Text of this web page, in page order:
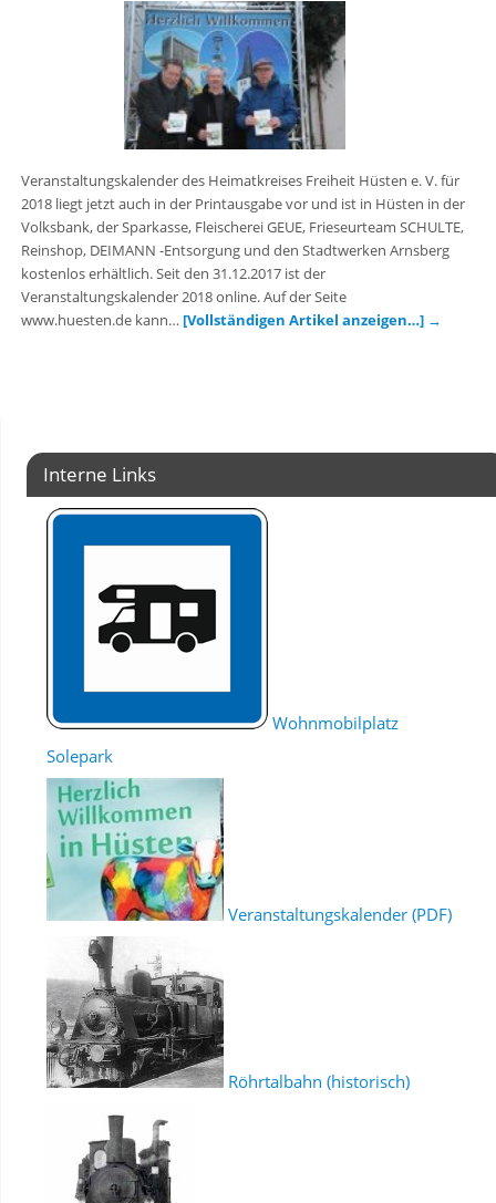
Veranstaltungskalender des Heimatkreises Freiheit Hüsten e. V. für
2018 liegt jetzt auch in der Printausgabe vor und ist in Hüsten in der
Volksbank, der Sparkasse, Fleischerei GEUE, Frieseurteam SCHULTE,
Reinshop, DEIMANN -Entsorgung und den Stadtwerken Arnsberg
kostenlos erhältlich. Seit den 31.12.2017 ist der
Veranstaltungskalender 2018 online. Auf der Seite
www.huesten.de kann… [Vollständigen Artikel anzeigen…] →
Interne Links
Wohnmobilplatz
Solepark
Veranstaltungskalender (PDF)
Röhrtalbahn (historisch)